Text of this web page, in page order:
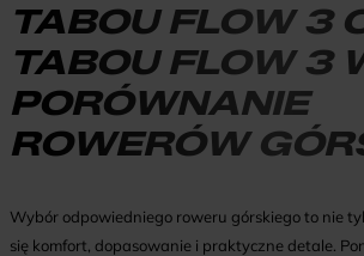
TABOU FLOW 3
TABOU FLOW 3
PORÓWNANIE
ROWERÓW
Wybór odpowiedniego roweru górskiego to nie
się komfort, dopasowanie i praktyczne detale.